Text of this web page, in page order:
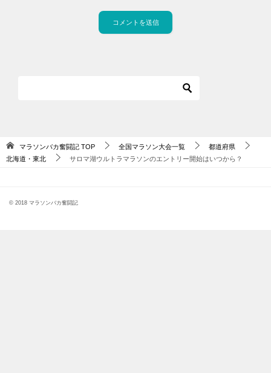
マラソンバカ奮闘記 TOP 全国マラソン大会一覧
都道府県
北海道・東北
サロマ湖ウルトラマラソンのエントリー開始はいつから？
© 2018 マラソンバカ奮闘記